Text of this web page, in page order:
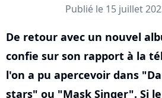
Publié le 15 juillet
De retour avec un nouvel
confie sur son rapport à la
l'on a pu apercevoir dans
stars" ou "Mask Singer". Si